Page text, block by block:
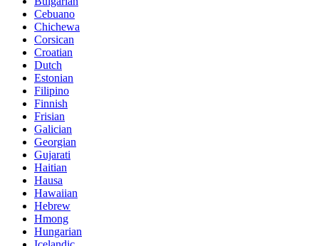
Cebuano
Chichewa
Corsican
Croatian
Dutch
Estonian
Filipino
Finnish
Frisian
Galician
Georgian
Gujarati
Haitian
Hausa
Hawaiian
Hebrew
Hmong
Hungarian